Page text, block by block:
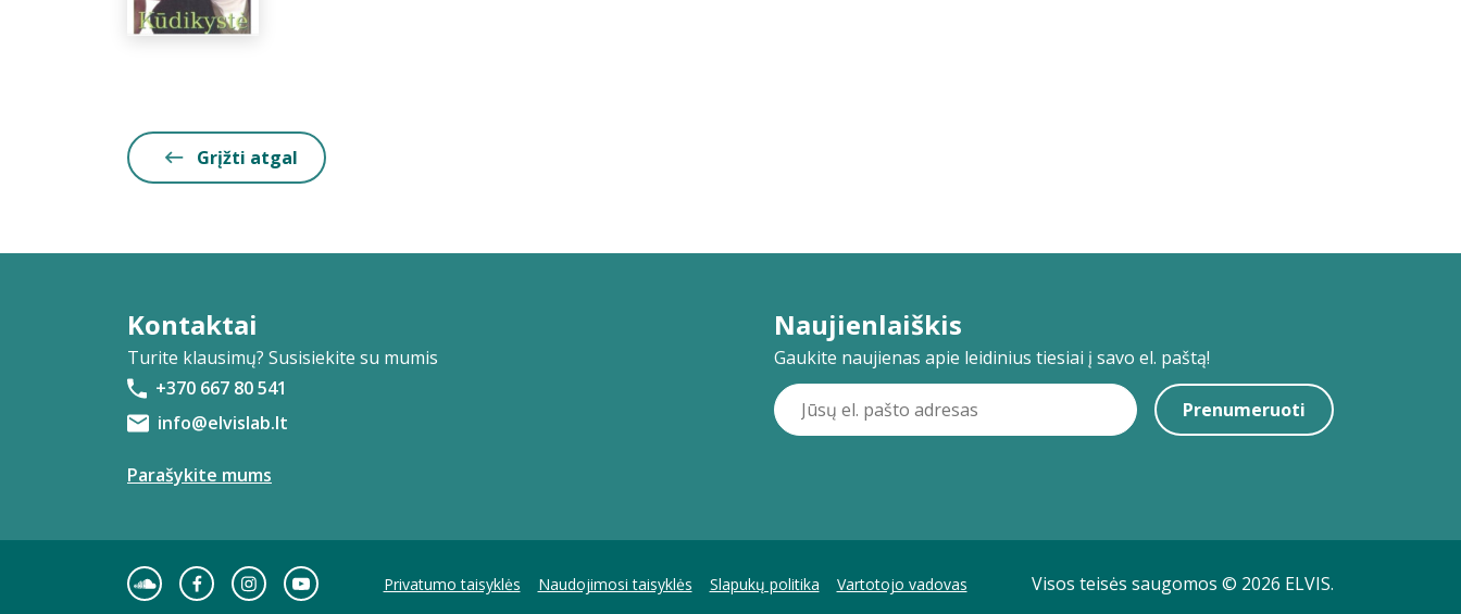
Grįžti atgal
Kontaktai
Turite klausimų? Susisiekite su mumis
+370 667 80 541
info@elvislab.lt
Parašykite mums
Naujienlaiškis
Gaukite naujienas apie leidinius tiesiai į savo el. paštą!
Prenumeruoti
Visos teisės saugomos © 2026 ELVIS.
Privatumo taisyklės Naudojimosi taisyklės Slapukų politika Vartotojo vadovas